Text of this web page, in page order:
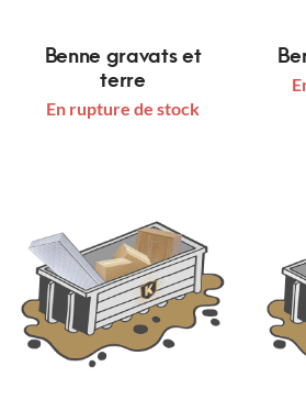
Benne gravats et
terre
En rupture de stock